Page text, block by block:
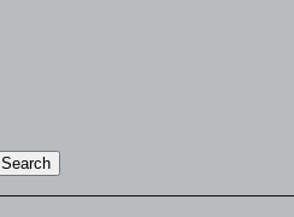
Search